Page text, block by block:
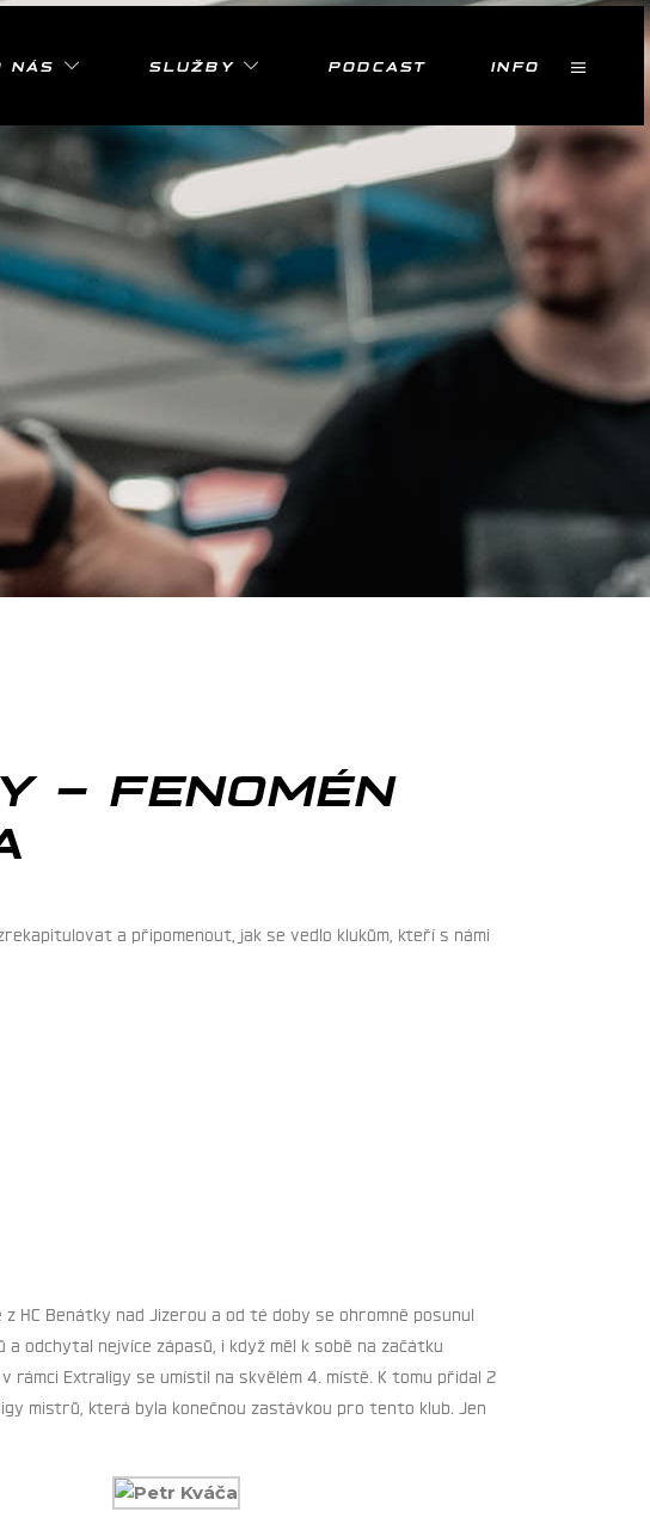
NÁS SLUŽBY PODCAST INFO
– FENOMÉN
a připomenout, jak se vedlo klukům, kteří s námi
HC Benátky nad Jizerou a od té doby se ohromně posunul
odchytal nejvíce zápasů, i když měl k sobě na začátku
Extraligy se umístil na skvělém 4. místě. K tomu přidal 2
mistrů, která byla konečnou zastávkou pro tento klub. Jen